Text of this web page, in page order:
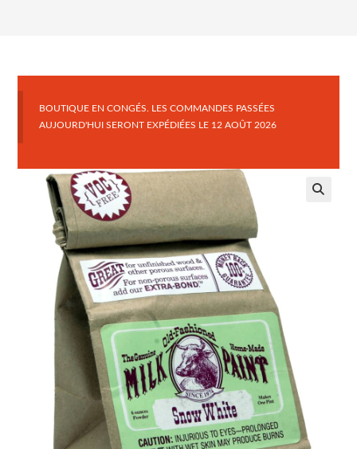
BOUTIQUE EN CONGÉS. LES COMMANDES PASSÉES
AUJOURD'HUI SERONT EXPÉDIÉES LE 12 AOÛT 2026